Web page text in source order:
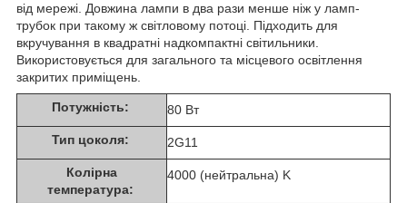
від мережі. Довжина лампи в два рази менше ніж у ламп-
трубок при такому ж світловому потоці. Підходить для
вкручування в квадратні надкомпактні світильники.
Використовується для загального та місцевого освітлення
закритих приміщень.
Потужність: 80 Вт
Тип цоколя: 2G11
Колірна
температура:
4000 (нейтральна) K